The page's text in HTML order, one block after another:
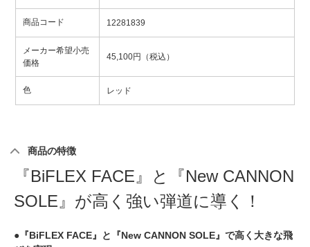
商品コード 12281839
メーカー希望小売
価格
45,100円（税込）
色 レッド
商品の特徴
『BiFLEX FACE』と『New CANNON
SOLE』が高く強い弾道に導く！
●『BiFLEX FACE』と『New CANNON SOLE』で高く大きな飛